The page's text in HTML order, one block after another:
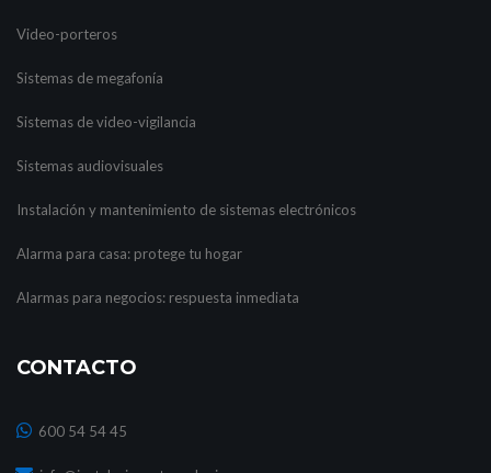
Video-porteros
Sistemas de megafonía
Sistemas de video-vigilancia
Sistemas audiovisuales
Instalación y mantenimiento de sistemas electrónicos
Alarma para casa: protege tu hogar
Alarmas para negocios: respuesta inmediata
CONTACTO
600 54 54 45